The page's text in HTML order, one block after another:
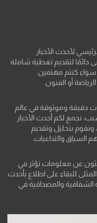
لأحدث الأخبار
دائمًا لتقديم تغطية شاملة
سواء كنتم مهتمين
أو الفنون.
دقيقة وموثوقة في عالم
نجمع لكم أحدث الأخبار
بتحليل وتقديم
والتداعيات.
عن معلومات تؤثر في
للبقاء على اطلاع بأحدث
والمصداقية في